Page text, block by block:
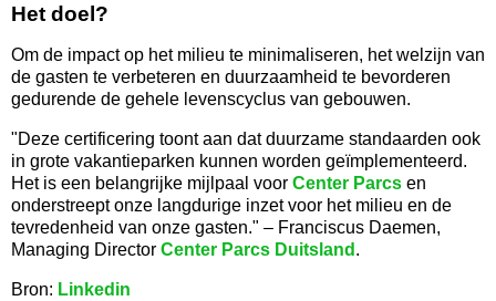
Het doel?
Om de impact op het milieu te minimaliseren, het welzijn van
de gasten te verbeteren en duurzaamheid te bevorderen
gedurende de gehele levenscyclus van gebouwen.
"Deze certificering toont aan dat duurzame standaarden ook
in grote vakantieparken kunnen worden geïmplementeerd.
Het is een belangrijke mijlpaal voor Center Parcs en
onderstreept onze langdurige inzet voor het milieu en de
tevredenheid van onze gasten." – Franciscus Daemen,
Managing Director Center Parcs Duitsland .
Bron: Linkedin